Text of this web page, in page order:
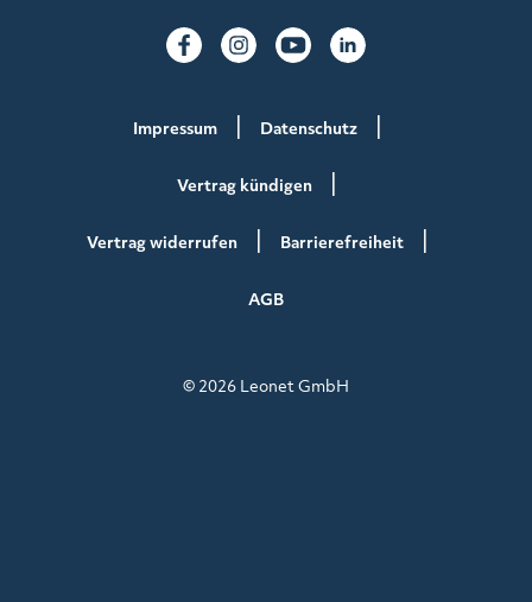
Impressum Datenschutz
Vertrag kündigen
Vertrag widerrufen Barrierefreiheit
AGB
© 2026 Leonet GmbH